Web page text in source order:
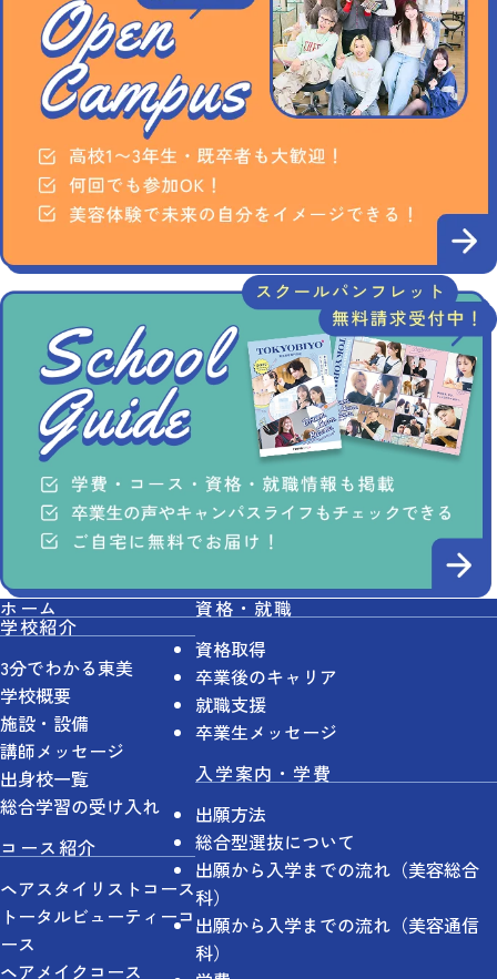
ホーム
学校紹介
3分でわかる東美
学校概要
施設・設備
講師メッセージ
出身校一覧
総合学習の受け入れ
コース紹介
ヘアスタイリストコース
トータルビューティーコ
ース
ヘアメイクコース
資格・就職
資格取得
卒業後のキャリア
就職支援
卒業生メッセージ
入学案内・学費
出願方法
総合型選抜について
出願から入学までの流れ（美容総合
科）
出願から入学までの流れ（美容通信
科）